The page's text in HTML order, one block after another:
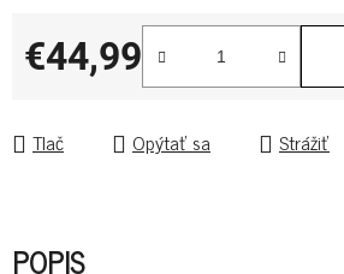
€44,99
Jednotková cena:
Tlač Opýtať sa Strážiť
POPIS